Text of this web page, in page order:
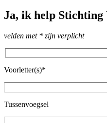
Ja, ik help Stichting
velden met * zijn verplicht
Voorletter(s)*
Tussenvoegsel